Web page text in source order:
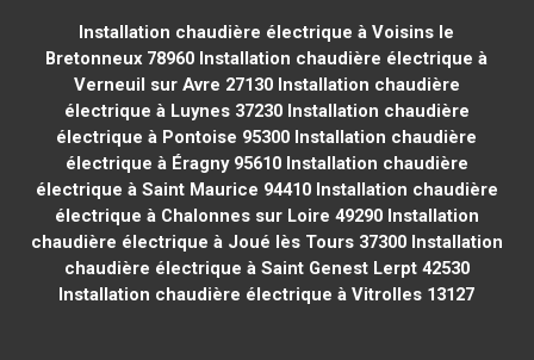
Installation chaudière électrique à Voisins le
Bretonneux 78960 Installation chaudière électrique à
Verneuil sur Avre 27130Installation chaudière
électrique à Luynes 37230Installation chaudière
électrique à Pontoise 95300 Installation chaudière
électrique à Éragny 95610Installation chaudière
électrique à Saint Maurice 94410Installation chaudière
électrique à Chalonnes sur Loire 49290Installation
chaudière électrique à Joué lès Tours 37300Installation
chaudière électrique à Saint Genest Lerpt 42530
Installation chaudière électrique à Vitrolles 13127